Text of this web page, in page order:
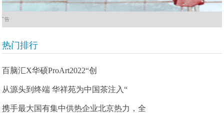
广告
热门排行
百脑汇X华硕ProArt2022“创
从源头到终端 华祥苑为中国茶注入“
携手最大国有集中供热企业北京热力，全